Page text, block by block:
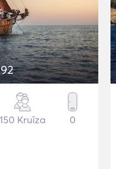
150 Kruīza 0